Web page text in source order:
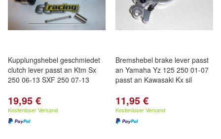
Kupplungshebel geschmiedet
clutch lever passt an Ktm Sx
250 06-13 SXF 250 07-13
19,95 €
Kostenloser Versand
Bremshebel brake lever passt
an Yamaha Yz 125 250 01-07
passt an Kawasaki Kx sil
11,95 €
Kostenloser Versand